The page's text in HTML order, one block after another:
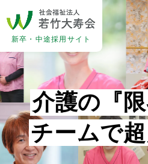
新卒・中途採用サイト
介護の 『限
チームで超